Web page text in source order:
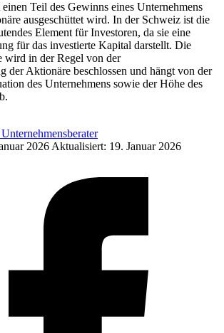
Teil des Gewinns eines Unternehmens
ausgeschüttet wird. In der Schweiz ist die
Element für Investoren, da sie eine
für das investierte Kapital darstellt. Die
wird in der Regel von der
der Aktionäre beschlossen und hängt von der
des Unternehmens sowie der Höhe des
2026 Aktualisiert: 19. Januar 2026